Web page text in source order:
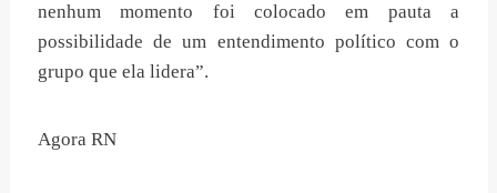
nenhum momento foi colocado em pauta a
possibilidade de um entendimento político com o
grupo que ela lidera”.
Agora RN